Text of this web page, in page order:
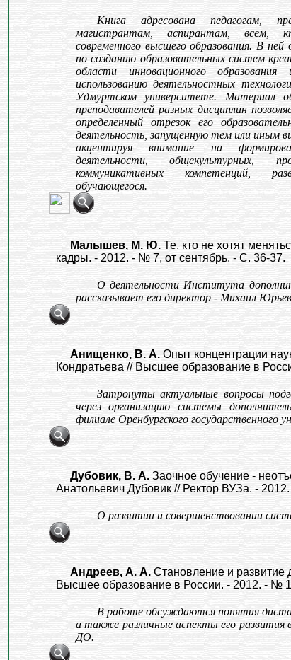
Книга адресована педагогам,
магистрантам, аспирантам, всем,
современного высшего образования. В
по созданию образовательных систем
области инновационного
использованию деятельностных
Удмуртском университете. Материал
преподавателей разных дисциплин
определенный отрезок его
деятельность, запущенную тем или иным
акцентируя внимание на
деятельности, общекультурных,
коммуникативных компетенций,
обучающегося.
Малышев, М. Ю. Те, кто не хотят
кадры. - 2012. - № 7, от сентябрь. - С. 36-37.
О деятельности Института
рассказывает его директор - Михаил
Анищенко, В. А. Опыт концентрации
Кондратьева // Высшее образование в
Затронуты актуальные вопросы
через организацию системы
филиале Оренбургского государственного
Дубовик, В. А. Заочное обучение -
Анатольевич Дубовик // Ректор ВУЗа. -
О развитии и совершенствовании
Андреев, А. А. Становление и развитие
Высшее образование в России. - 2012. - №
В работе обсуждаются понятия
а также различные аспекты его развития
ДО.